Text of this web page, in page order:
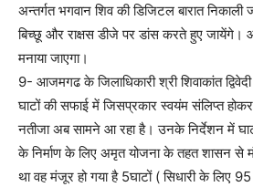
अन्तर्गत भगवान शिव की डिजिटल बारात निकाली
बिच्छू और राक्षस डीजे पर डांस करते हुए जायेंगे।
मनाया जाएगा।
9- आजमगढ के जिलाधिकारी श्री शिवाकांत
घाटों की सफाई में जिसप्रकार स्वयंम संलिप्त
नतीजा अब सामने आ रहा है। उनके निर्देशन में
के निर्माण के लिए अमृत योजना के तहत शासन से
था वह मंजूर हो गया है 5घाटों ( सिधारी के लिए